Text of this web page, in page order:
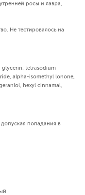
росы и лавра,
Не тестировалось на
glycerin, tetrasodium
alpha-isomethyl lonone,
hexyl cinnamal,
попадания в